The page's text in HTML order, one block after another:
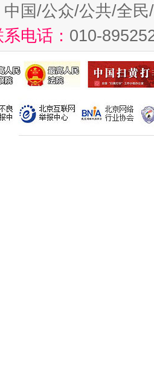
中国/公众/公共/全
电话： 010-